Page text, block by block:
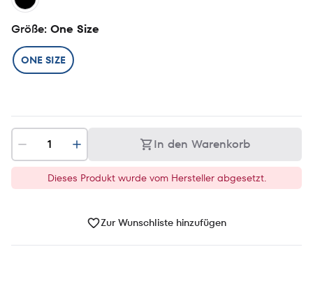
Größe: One Size
ONE SIZE
In den Warenkorb
Dieses Produkt wurde vom Hersteller abgesetzt.
Zur Wunschliste hinzufügen